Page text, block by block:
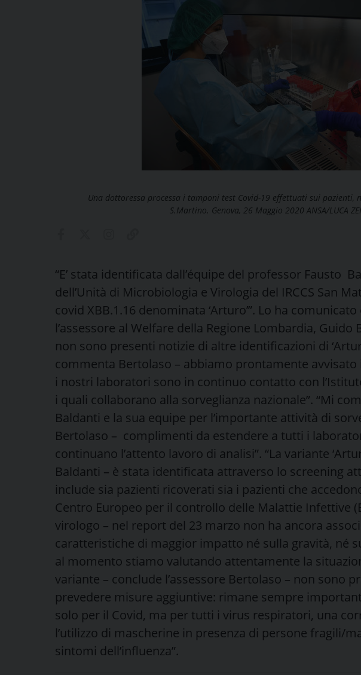
Una dottoressa processa i tamponi test Covid-19 effettuati sui
S.Martino. Genova, 26 Maggio 2020 ANSA/LUCA
“E’ stata identificata dall’équipe del professor Fausto
dell’Unità di Microbiologia e Virologia del IRCCS San
covid XBB.1.16 denominata ‘Arturo’”. Lo ha
l’assessore al Welfare della Regione Lombardia, Guido
non sono presenti notizie di altre identificazioni di
commenta Bertolaso – abbiamo prontamente avvisato
i nostri laboratori sono in continuo contatto con
i quali collaborano alla sorveglianza nazionale”. “Mi
Baldanti e la sua equipe per l’importante attività di
Bertolaso – complimenti da estendere a tutti i
continuano l’attento lavoro di analisi”. “La variante
Baldanti – è stata identificata attraverso lo screening
include sia pazienti ricoverati sia i pazienti che
Centro Europeo per il controllo delle Malattie Infettive
virologo – nel report del 23 marzo non ha ancora
caratteristiche di maggior impatto né sulla gravità, né
al momento stiamo valutando attentamente la
variante – conclude l’assessore Bertolaso – non sono
prevedere misure aggiuntive: rimane sempre
solo per il Covid, ma per tutti i virus respiratori, una
l’utilizzo di mascherine in presenza di persone fragili/
sintomi dell’influenza”.